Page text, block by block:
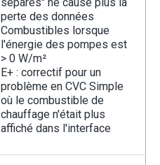
perte des données
Combustibles lorsque
l'énergie des pompes est
> 0 W/m²
E+ : correctif pour un
problème en CVC Simple
où le combustible de
chauffage n'était plus
affiché dans l'interface